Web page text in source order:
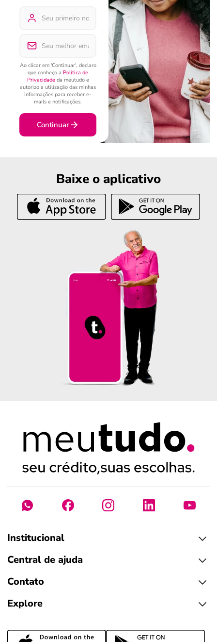
Ao clicar em 'Continuar', declaro
que conheço a Política de
Privacidadeda meutudo e
autorizo a utilização das minhas
informações para receber e-
mails e notificações.
Continuar
Baixe o aplicativo
Institucional
Central de ajuda
Contato
Explore